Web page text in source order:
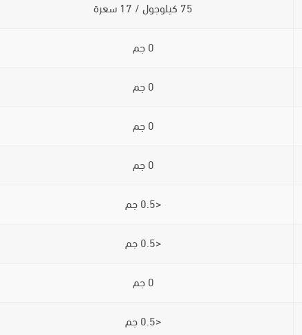
75 كيلوجول / 17 سعرة
0 جم
0 جم
0 جم
0 جم
<0.5 جم
<0.5 جم
0 جم
<0.5 جم